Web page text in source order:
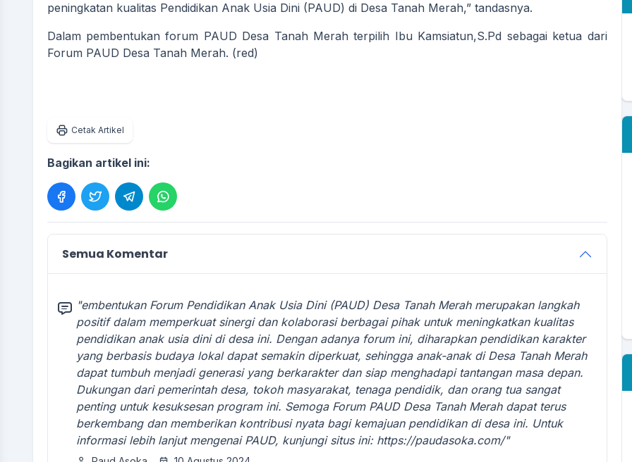
peningkatan kualitas Pendidikan Anak Usia Dini (PAUD) di Desa Tanah Merah,” tandasnya.
Dalam pembentukan forum PAUD Desa Tanah Merah terpilih Ibu Kamsiatun,S.Pd sebagai ketua dari
Forum PAUD Desa Tanah Merah. (red)
Cetak Artikel
Bagikan artikel ini:
Semua Komentar
"embentukan Forum Pendidikan Anak Usia Dini (PAUD) Desa Tanah Merah merupakan langkah
positif dalam memperkuat sinergi dan kolaborasi berbagai pihak untuk meningkatkan kualitas
pendidikan anak usia dini di desa ini. Dengan adanya forum ini, diharapkan pendidikan karakter
yang berbasis budaya lokal dapat semakin diperkuat, sehingga anak-anak di Desa Tanah Merah
dapat tumbuh menjadi generasi yang berkarakter dan siap menghadapi tantangan masa depan.
Dukungan dari pemerintah desa, tokoh masyarakat, tenaga pendidik, dan orang tua sangat
penting untuk kesuksesan program ini. Semoga Forum PAUD Desa Tanah Merah dapat terus
berkembang dan memberikan kontribusi nyata bagi kemajuan pendidikan di desa ini. Untuk
informasi lebih lanjut mengenai PAUD, kunjungi situs ini: https://paudasoka.com/"